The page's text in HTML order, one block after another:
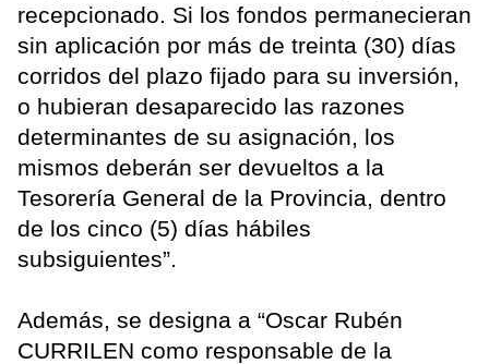
recepcionado. Si los fondos permanecieran
sin aplicación por más de treinta (30) días
corridos del plazo fijado para su inversión,
o hubieran desaparecido las razones
determinantes de su asignación, los
mismos deberán ser devueltos a la
Tesorería General de la Provincia, dentro
de los cinco (5) días hábiles
subsiguientes”.
Además, se designa a “Oscar Rubén
CURRILEN como responsable de la